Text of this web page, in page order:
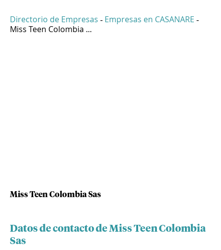
Directorio de Empresas - Empresas en CASANARE -
Miss Teen Colombia ...
Miss Teen Colombia Sas
Datos de contacto de Miss Teen Colombia
Sas